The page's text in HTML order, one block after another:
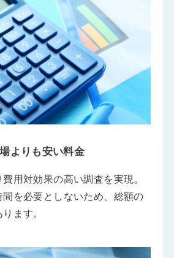
よりも安い料金
用対効果の高い調査を実現。
を必要としないため、総額の
ます。